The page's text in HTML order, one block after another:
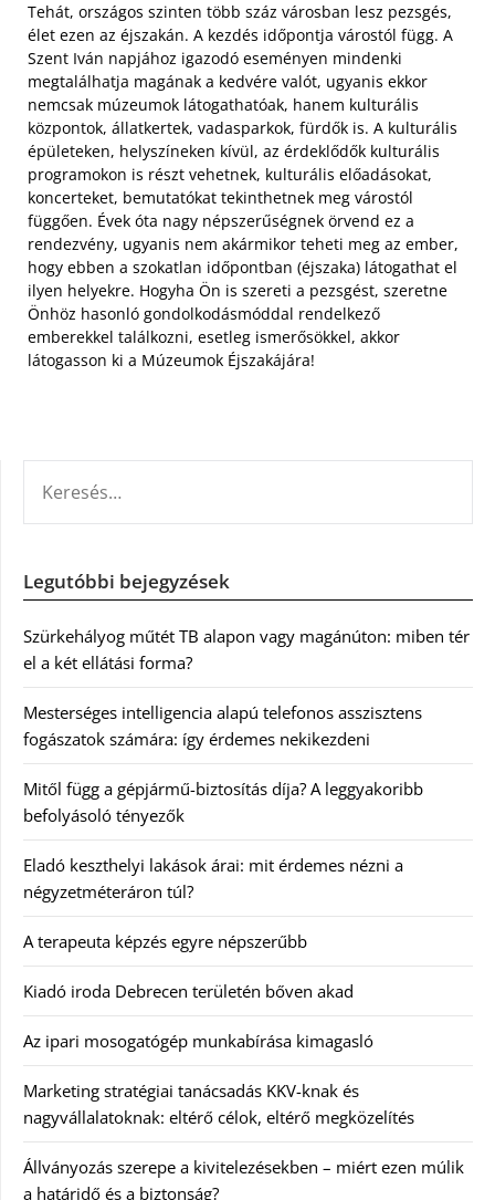
Tehát, országos szinten több száz városban lesz pezsgés,
élet ezen az éjszakán. A kezdés időpontja várostól függ. A
Szent Iván napjához igazodó eseményen mindenki
megtalálhatja magának a kedvére valót, ugyanis ekkor
nemcsak múzeumok látogathatóak, hanem kulturális
központok, állatkertek, vadasparkok, fürdők is. A kulturális
épületeken, helyszíneken kívül, az érdeklődők kulturális
programokon is részt vehetnek, kulturális előadásokat,
koncerteket, bemutatókat tekinthetnek meg várostól
függően. Évek óta nagy népszerűségnek örvend ez a
rendezvény, ugyanis nem akármikor teheti meg az ember,
hogy ebben a szokatlan időpontban (éjszaka) látogathat el
ilyen helyekre. Hogyha Ön is szereti a pezsgést, szeretne
Önhöz hasonló gondolkodásmóddal rendelkező
emberekkel találkozni, esetleg ismerősökkel, akkor
látogasson ki a Múzeumok Éjszakájára!
Legutóbbi bejegyzések
Szürkehályog műtét TB alapon vagy magánúton: miben tér
el a két ellátási forma?
Mesterséges intelligencia alapú telefonos asszisztens
fogászatok számára: így érdemes nekikezdeni
Mitől függ a gépjármű-biztosítás díja? A leggyakoribb
befolyásoló tényezők
Eladó keszthelyi lakások árai: mit érdemes nézni a
négyzetméteráron túl?
A terapeuta képzés egyre népszerűbb
Kiadó iroda Debrecen területén bőven akad
Az ipari mosogatógép munkabírása kimagasló
Marketing stratégiai tanácsadás KKV-knak és
nagyvállalatoknak: eltérő célok, eltérő megközelítés
Állványozás szerepe a kivitelezésekben – miért ezen múlik
a határidő és a biztonság?